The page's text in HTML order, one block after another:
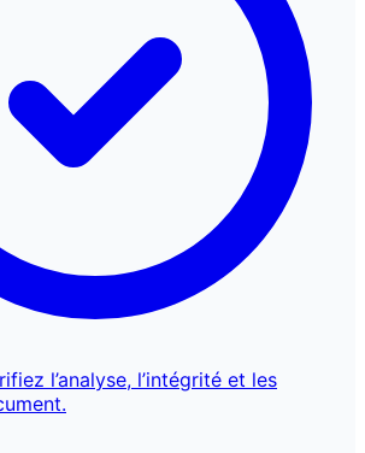
l’analyse, l’intégrité et les